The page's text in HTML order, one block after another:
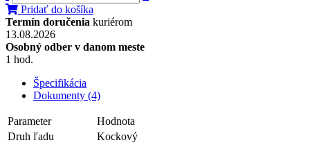
Pridať do košíka
Termín doručenia kuriérom
13.08.2026
Osobný odber v danom meste
1 hod.
Špecifikácia
Dokumenty (4)
Parameter
Hodnota
Druh ľadu
Kockový